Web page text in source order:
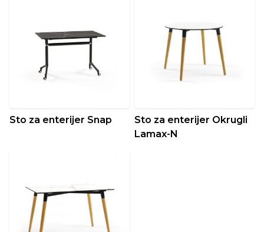
Sto za enterijer Snap
Sto za enterijer Okrugli
Lamax-N